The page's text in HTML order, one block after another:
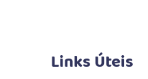
Links Úteis